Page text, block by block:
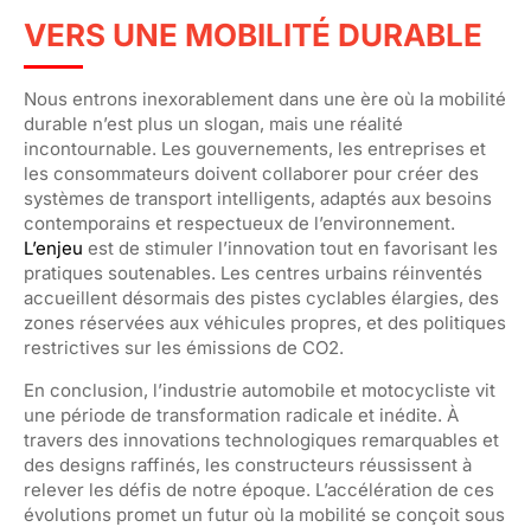
VERS UNE MOBILITÉ DURABLE
Nous entrons inexorablement dans une ère où la mobilité
durable n’est plus un slogan, mais une réalité
incontournable. Les gouvernements, les entreprises et
les consommateurs doivent collaborer pour créer des
systèmes de transport intelligents, adaptés aux besoins
contemporains et respectueux de l’environnement.
L’enjeu est de stimuler l’innovation tout en favorisant les
pratiques soutenables. Les centres urbains réinventés
accueillent désormais des pistes cyclables élargies, des
zones réservées aux véhicules propres, et des politiques
restrictives sur les émissions de CO2.
En conclusion, l’industrie automobile et motocycliste vit
une période de transformation radicale et inédite. À
travers des innovations technologiques remarquables et
des designs raffinés, les constructeurs réussissent à
relever les défis de notre époque. L’accélération de ces
évolutions promet un futur où la mobilité se conçoit sous